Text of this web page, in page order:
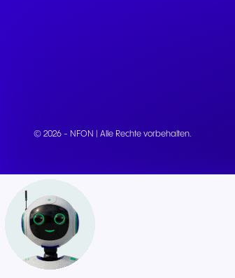
© 2026 - NFON | Alle Rechte vorbehalten.